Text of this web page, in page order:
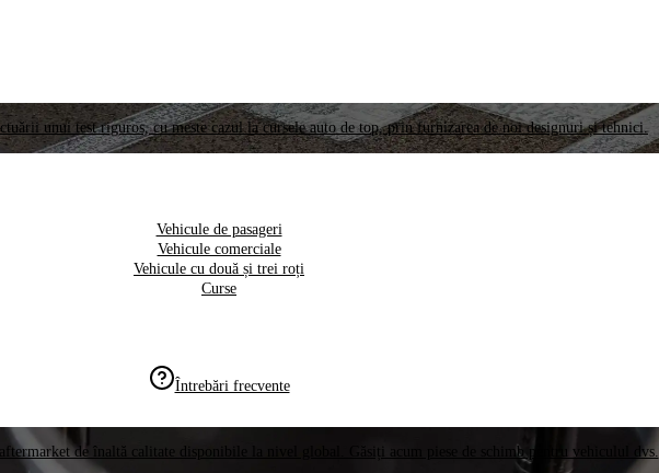
unui test riguros, cu meste cazul la cursele auto de top, prin furnizarea de noi designuri și tehnici.
Vehicule de pasageri
Vehicule comerciale
Vehicule cu două și trei roți
Curse
Întrebări frecvente
de înaltă calitate disponibile la nivel global. Găsiți acum piese de schimb pentru vehiculul dvs.